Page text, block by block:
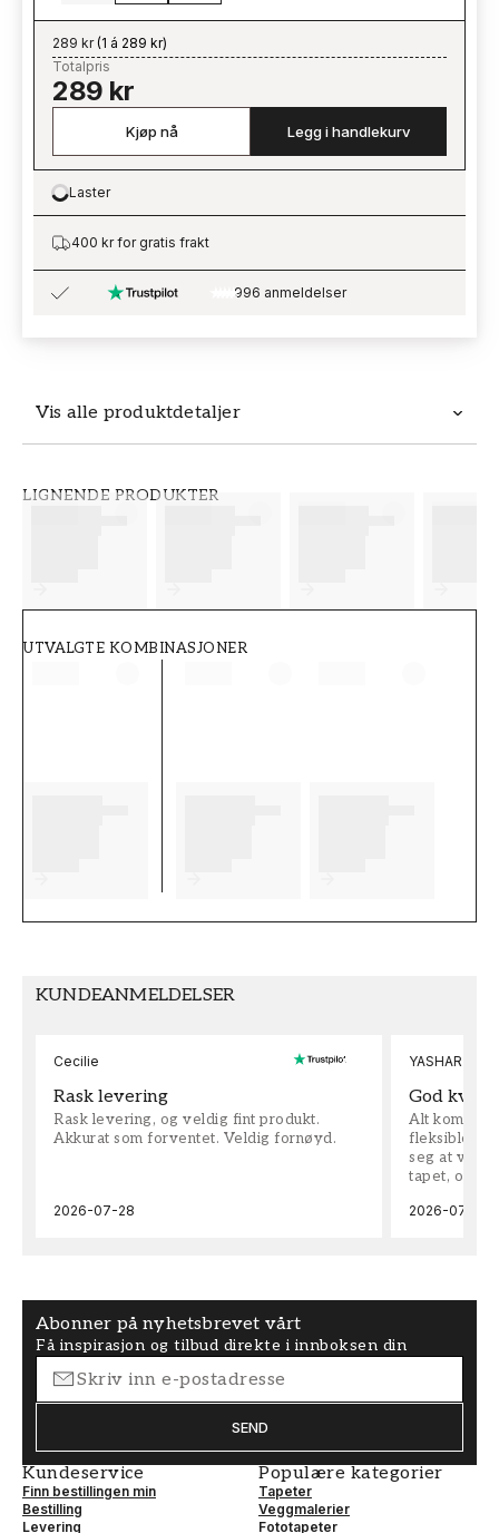
Vis alle produktdetaljer
LIGNENDE PRODUKTER
UTVALGTE KOMBINASJONER
289 kr(1 á 289 kr)
Totalpris
289 kr
Kjøp nå Legg i handlekurv
Loading…
Laster
400 kr for gratis frakt
996 anmeldelser
KUNDEANMELDELSER
Cecilie
Rask levering
Rask levering, og veldig fint produkt.
Akkurat som forventet. Veldig fornøyd.
2026-07-28
YASHAR
God
Alt kom
fleksible på
seg at vi
tapet, og
2026-07-04
Abonner på nyhetsbrevet vårt
Få inspirasjon og tilbud direkte i innboksen din
SEND
Kundeservice
Finn bestillingen min
Bestilling
Levering
Populære kategorier
Tapeter
Veggmalerier
Fototapeter